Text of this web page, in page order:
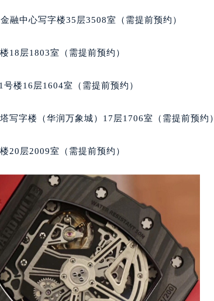
隆广场写字楼1座11层1104室（需提前预约）
号苏州中心办公楼C座22层08室（需提前预约）
大厦12楼1224室（需提前预约）
万达中心写字楼A座7楼709室（需提前预约）
金融中心A座907室（需提前预约）
银大厦A座(旺进大厦)18层09室（需提前预约）
号亨特国际金融中心14楼14D（需提前预约）
昆明广场写字楼10层06室（需提前预约）
勒泰中心写字楼B座13层07室（需提前预约）
侨城长安国际中心E座6楼10室（需提前预约）
华润大厦B座17层1707室（需提前预约）
达广场写字楼A座10层1002室（需提前预约）
腾达中心东1幢20楼2002室（需提前预约）
融中心写字楼35层3508室（需提前预约）
18层1803室（需提前预约）
楼16层1604室（需提前预约）
写字楼（华润万象城）17层1706室（需提前预约）
20层2009室（需提前预约）